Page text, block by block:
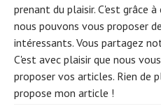
prenant du plaisir. C'est grâce
nous pouvons vous proposer
intéressants. Vous partagez
C'est avec plaisir que nous
proposer vos articles. Rien de
propose mon article !